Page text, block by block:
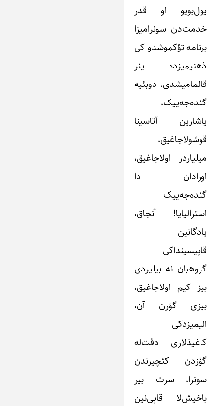
یول‌بویو او قدر
خدمت‌دن سونرامیزا
برنامه تؤکموشدو کی
ذهنیمیزده یئر
قالمامیشدی. دوبئیه
گئده‌جه‌ییک،
یاشارین آتاسینا
قوشولاجاغیق،
میلیاردر اولاجاغیق،
اورادان دا
گئده‌جه‌ییک
استرالیایا! آنجاق،
پادگانین
قاپیسینداکی
گروهبان نه بیلیردی
بیز کیم اولاجاغیق،
بیزی گؤرن آن،
الیمیزدکی
کاغیذلاری دقت‌له
گؤزدن کئچیرندن‌
سونرا، سرت بیر
باخیش‌لا قاپی‌نین